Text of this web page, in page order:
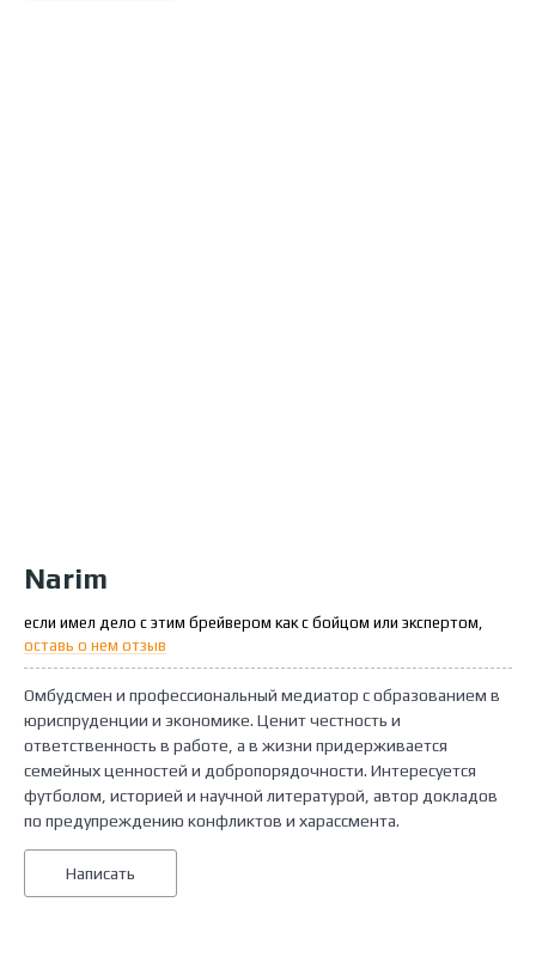
Narim
если имел дело с этим брейвером как с бойцом или экспертом,
оставь о нем отзыв
Омбудсмен и профессиональный медиатор с образованием в
юриспруденции и экономике. Ценит честность и
ответственность в работе, а в жизни придерживается
семейных ценностей и добропорядочности. Интересуется
футболом, историей и научной литературой, автор докладов
по предупреждению конфликтов и харассмента.
Написать